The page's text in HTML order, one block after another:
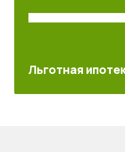
Льготная